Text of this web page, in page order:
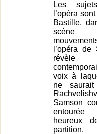
Les
l’opéra
Bastille,
scène
l’opéra de
révèle
voix à
ne saurait
Samson
entourée
heureux
partition.